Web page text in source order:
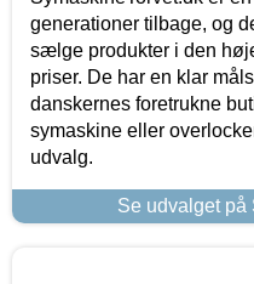
generationer tilbage, og
sælge produkter i den
priser. De har en klar
danskernes foretrukne
symaskine eller
udvalg.
Se udvalget på